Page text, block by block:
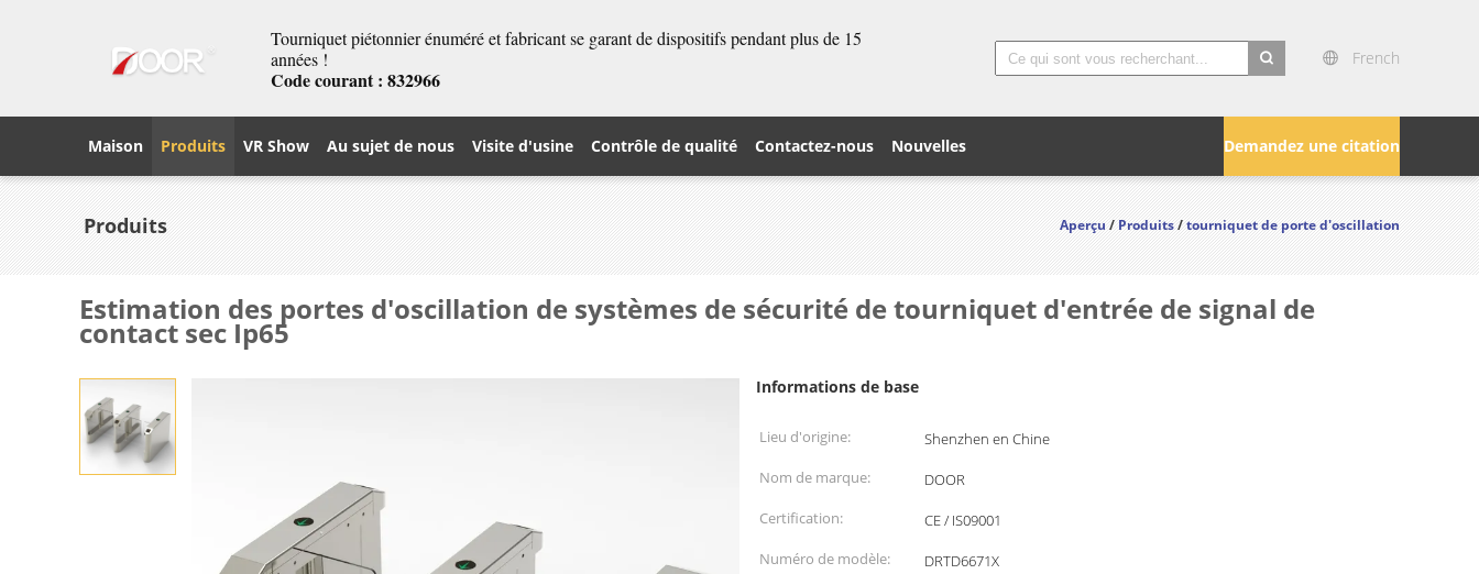
Tourniquet piétonnier énuméré et fabricant se garant de dispositifs pendant plus de 15
années !
Code courant : 832966
French
Demandez une citation
Maison Produits VR Show Au sujet de nous Visite d'usine Contrôle de qualité Contactez-nous Nouvelles
Produits Aperçu/Produits/tourniquet de porte d'oscillation
Estimation des portes d'oscillation de systèmes de sécurité de tourniquet d'entrée de signal de
contact sec Ip65
Informations de base
Lieu d'origine:
Shenzhen en Chine
Nom de marque:
DOOR
Certification:
CE / IS09001
Numéro de modèle:
DRTD6671X